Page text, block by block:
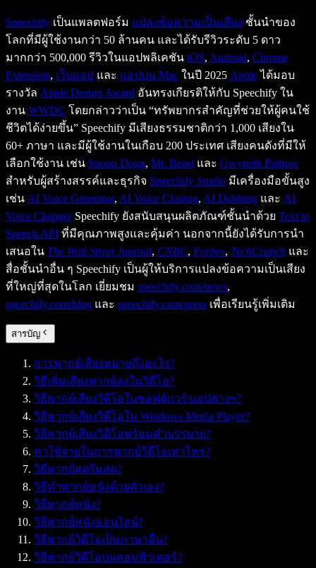
Speechify เป็นแพลตฟอร์ม แปลงข้อความเป็นเสียง ชั้นนำของ
โลกที่มีผู้ใช้งานกว่า 50 ล้านคน และได้รับรีวิวระดับ 5 ดาว
มากกว่า 500,000 รีวิวในแอปพลิเคชัน iOS, Android, Chrome
Extension, เว็บแอป และ แอปบน Mac ในปี 2025 Appleได้มอบ
รางวัล Apple Design Award อันทรงเกียรติให้กับ Speechify ใน
งาน WWDC โดยกล่าวว่าเป็น “ทรัพยากรสำคัญที่ช่วยให้ผู้คนใช้
ชีวิตได้ง่ายขึ้น” Speechify มีเสียงธรรมชาติกว่า 1,000 เสียงใน
60+ ภาษา และมีผู้ใช้งานในเกือบ 200 ประเทศ เสียงคนดังที่มีให้
เลือกใช้งาน เช่น Snoop Dogg, Mr. Beast และ Gwyneth Paltrow
สำหรับผู้สร้างสรรค์และธุรกิจ Speechify Studio มีเครื่องมือขั้นสูง
เช่น AI Voice Generator, AI Voice Cloning, AI Dubbing และ AI
Voice ChangerSpeechify ยังสนับสนุนผลิตภัณฑ์ชั้นนำด้วย Text to
Speech API ที่มีคุณภาพสูงและคุ้มค่า นอกจากนี้ยังได้รับการนำ
เสนอใน The Wall Street Journal, CNBC, Forbes, TechCrunch และ
สื่อชั้นนำอื่น ๆ Speechify เป็นผู้ให้บริการแปลงข้อความเป็นเสียง
ที่ใหญ่ที่สุดในโลก เยี่ยมชม speechify.com/news,
speechify.com/blog และ speechify.com/press เพื่อเรียนรู้เพิ่มเติม
สารบัญ
การพากย์เสียงหมายถึงอะไร?
วิธีเพิ่มเสียงพากย์ลงในวิดีโอ?
วิธีพากย์เสียงวิดีโอในซอฟต์แวร์/แอปต่างๆ?
วิธีพากย์เสียงวิดีโอใน Windows Media Player?
วิธีพากย์เสียงวิดีโอพร้อมคำบรรยาย?
ค่าใช้จ่ายในการพากย์วิดีโอเท่าไหร่?
วิธีพากย์สตรีมสด?
วิธีทำพากย์หนังด้วยตัวเอง?
วิธีพากย์หนัง?
วิธีพากย์หนังออนไลน์?
วิธีพากย์วิดีโอเป็นภาษาอื่น?
วิธีพากย์วิดีโอบนคอมพิวเตอร์?